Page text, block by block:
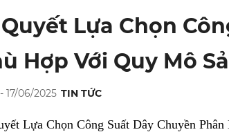
Lựa Chọn
Hợp Với Quy Mô
17/06/2025 TIN TỨC
Lựa Chọn Công Suất Dây Chuyền